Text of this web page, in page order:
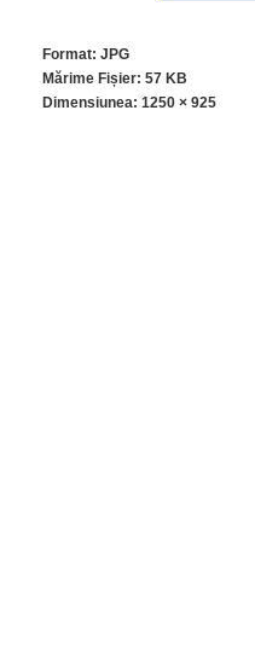
Format: JPG
Mărime Fișier: 57 KB
Dimensiunea: 1250 × 925